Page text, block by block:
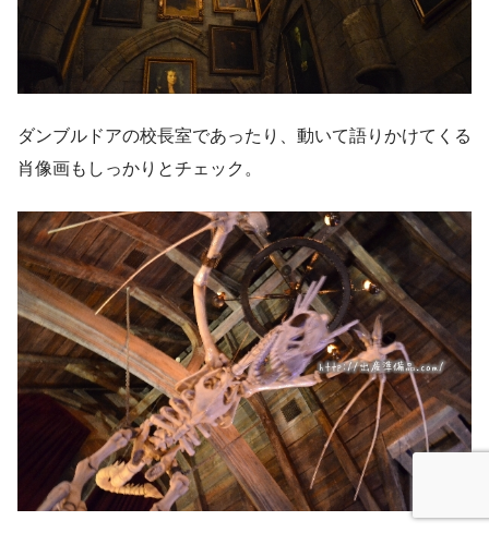
ダンブルドアの校長室であったり、動いて語りかけてくる
肖像画もしっかりとチェック。